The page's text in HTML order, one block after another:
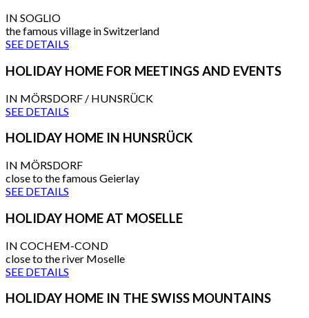
IN SOGLIO
the famous village in Switzerland
SEE DETAILS
HOLIDAY HOME FOR MEETINGS AND EVENTS
IN MÖRSDORF / HUNSRÜCK
SEE DETAILS
HOLIDAY HOME IN HUNSRÜCK
IN MÖRSDORF
close to the famous Geierlay
SEE DETAILS
HOLIDAY HOME AT MOSELLE
IN COCHEM-COND
close to the river Moselle
SEE DETAILS
HOLIDAY HOME IN THE SWISS MOUNTAINS